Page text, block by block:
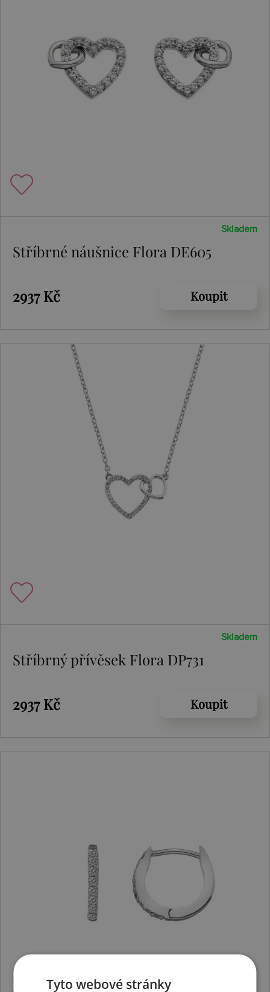
Skladem
Stříbrné náušnice Flora DE605
2937 Kč Koupit
Skladem
Stříbrný přívěsek Flora DP731
2937 Kč Koupit
Tyto webové stránky